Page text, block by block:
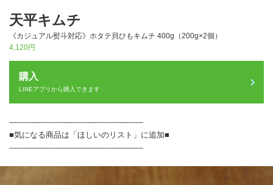
天平キムチ
《カジュアル熨斗対応》ホタテ貝ひもキムチ 400g（200g×2個）
4,120円
購入
LINEアプリから購入できます
-------------------------------------------------------
■気になる商品は「ほしいのリスト」に追加■
-------------------------------------------------------